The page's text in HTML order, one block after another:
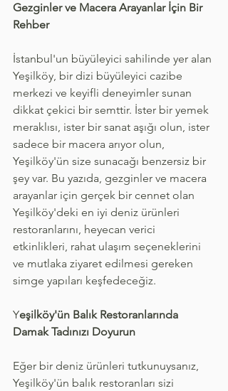
Gezginler ve Macera Arayanlar İçin Bir
Rehber
İstanbul'un büyüleyici sahilinde yer alan
Yeşilköy, bir dizi büyüleyici cazibe
merkezi ve keyifli deneyimler sunan
dikkat çekici bir semttir. İster bir yemek
meraklısı, ister bir sanat aşığı olun, ister
sadece bir macera arıyor olun,
Yeşilköy'ün size sunacağı benzersiz bir
şey var. Bu yazıda, gezginler ve macera
arayanlar için gerçek bir cennet olan
Yeşilköy'deki en iyi deniz ürünleri
restoranlarını, heyecan verici
etkinlikleri, rahat ulaşım seçeneklerini
ve mutlaka ziyaret edilmesi gereken
simge yapıları keşfedeceğiz.
Yeşilköy'ün Balık Restoranlarında
Damak Tadınızı Doyurun
Eğer bir deniz ürünleri tutkunuysanız,
Yeşilköy'ün balık restoranları sizi